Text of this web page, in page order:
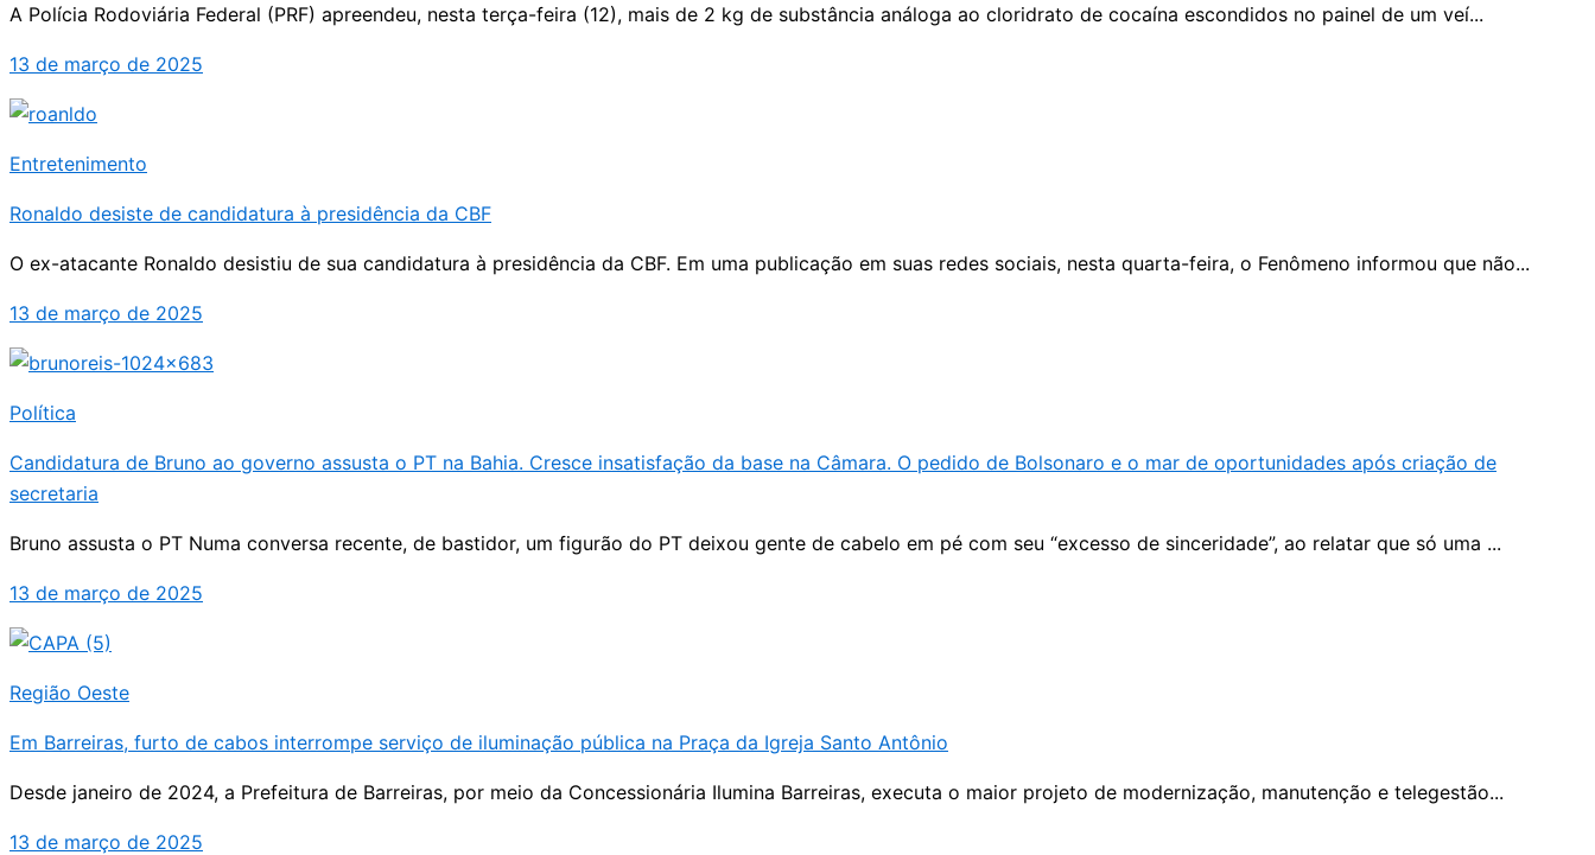
A Polícia Rodoviária Federal (PRF) apreendeu, nesta terça-feira (12), mais de 2 kg de substância análoga ao cloridrato de cocaína escondidos no painel de um veí...
13 de março de 2025
Entretenimento
Ronaldo desiste de candidatura à presidência da CBF
O ex-atacante Ronaldo desistiu de sua candidatura à presidência da CBF. Em uma publicação em suas redes sociais, nesta quarta-feira, o Fenômeno informou que não...
13 de março de 2025
Política
Candidatura de Bruno ao governo assusta o PT na Bahia. Cresce insatisfação da base na Câmara. O pedido de Bolsonaro e o mar de oportunidades após criação de
secretaria
Bruno assusta o PT Numa conversa recente, de bastidor, um figurão do PT deixou gente de cabelo em pé com seu “excesso de sinceridade”, ao relatar que só uma ...
13 de março de 2025
Região Oeste
Em Barreiras, furto de cabos interrompe serviço de iluminação pública na Praça da Igreja Santo Antônio
Desde janeiro de 2024, a Prefeitura de Barreiras, por meio da Concessionária Ilumina Barreiras, executa o maior projeto de modernização, manutenção e telegestão...
13 de março de 2025